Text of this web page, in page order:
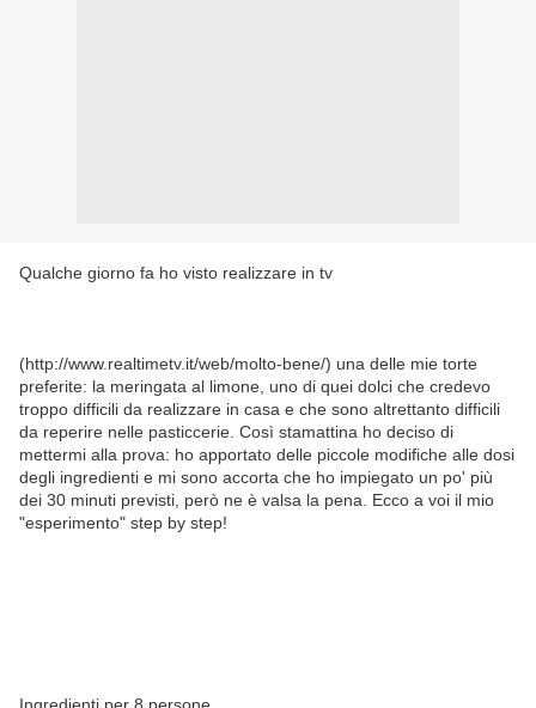
Qualche giorno fa ho visto realizzare in tv
(http://www.realtimetv.it/web/molto-bene/) una delle mie torte
preferite: la meringata al limone, uno di quei dolci che credevo
troppo difficili da realizzare in casa e che sono altrettanto difficili
da reperire nelle pasticcerie. Così stamattina ho deciso di
mettermi alla prova: ho apportato delle piccole modifiche alle dosi
degli ingredienti e mi sono accorta che ho impiegato un po' più
dei 30 minuti previsti, però ne è valsa la pena. Ecco a voi il mio
"esperimento" step by step!